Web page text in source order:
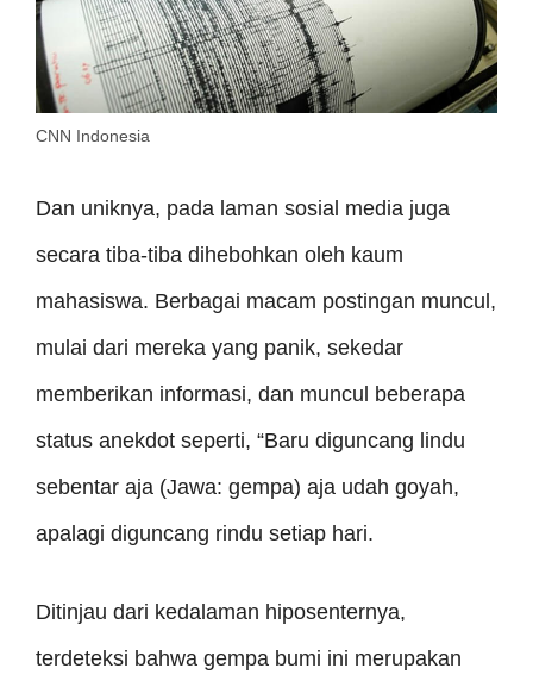
CNN Indonesia
Dan uniknya, pada laman sosial media juga
secara tiba-tiba dihebohkan oleh kaum
mahasiswa. Berbagai macam postingan muncul,
mulai dari mereka yang panik, sekedar
memberikan informasi, dan muncul beberapa
status anekdot seperti, “Baru diguncang lindu
sebentar aja (Jawa: gempa) aja udah goyah,
apalagi diguncang rindu setiap hari.
Ditinjau dari kedalaman hiposenternya,
terdeteksi bahwa gempa bumi ini merupakan